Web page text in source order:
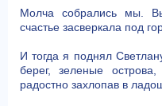
Молча собрались мы.
счастье засверкала под
И тогда я поднял
берег, зеленые
радостно захлопав в